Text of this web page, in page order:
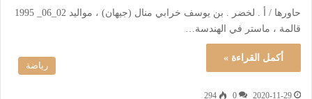
حاورها / أ . لخضر . بن يوسف خرابي منال (جيهان) ، مواليد 02_06_ 1995
قالمة ، ماستر في الهندسة…
أكمل القراءة »
رياضة
2020-11-29
0
294